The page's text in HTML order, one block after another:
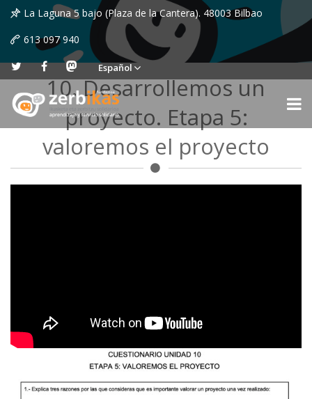
La Laguna 5 bajo (Plaza de la Cantera). 48003 Bilbao
613 097 940
Español
10. Desarrollemos un
proyecto. Etapa 5:
valoremos el proyecto